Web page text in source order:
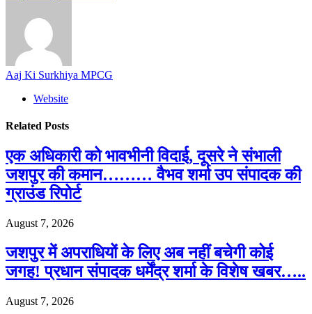
Aaj Ki Surkhiya MPCG
Website
Related Posts
एक अधिकारी को भावभीनी विदाई, दूसरे ने संभाली
जशपुर की कमान……… वैभव शर्मा उप संपादक की
ग्राउंड रिपोर्ट
August 7, 2026
जशपुर में अपराधियों के लिए अब नहीं बचेगी कोई
जगह! प्रधान संपादक धर्मेंद्र शर्मा के विशेष खबर…..
August 7, 2026